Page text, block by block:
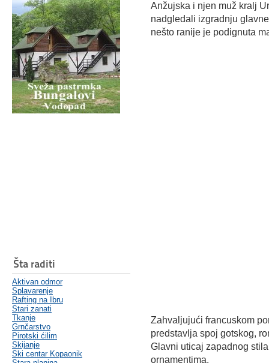
Šta raditi
Aktivan odmor
Splavarenje
Rafting na Ibru
Stari zanati
Tkanje
Grnčarstvo
Pirotski ćilim
Skijanje
Ski centar Kopaonik
Anžujska i njen muž kralj
nadgledali izgradnju
nešto ranije je podignuta
Zahvaljujući francuskom
predstavlja spoj gotskog,
Glavni uticaj zapadnog
ornamentima.